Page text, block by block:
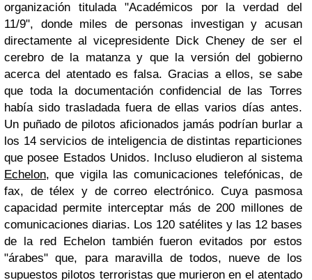
organización titulada "Académicos por la verdad del
11/9", donde miles de personas investigan y acusan
directamente al vicepresidente Dick Cheney de ser el
cerebro de la matanza y que la versión del gobierno
acerca del atentado es falsa. Gracias a ellos, se sabe
que toda la documentación confidencial de las Torres
había sido trasladada fuera de ellas varios días antes.
Un puñado de pilotos aficionados jamás podrían burlar a
los 14 servicios de inteligencia de distintas reparticiones
que posee Estados Unidos. Incluso eludieron al sistema
Echelon, que vigila las comunicaciones telefónicas, de
fax, de télex y de correo electrónico. Cuya pasmosa
capacidad permite interceptar más de 200 millones de
comunicaciones diarias. Los 120 satélites y las 12 bases
de la red Echelon también fueron evitados por estos
"árabes" que, para maravilla de todos, nueve de los
supuestos pilotos terroristas que murieron en el atentado